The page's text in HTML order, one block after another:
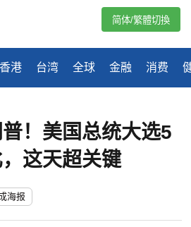
香港 台湾 全球 金融 消费
简体/繁體切換
！美国总统大选5
这天超关键
海报